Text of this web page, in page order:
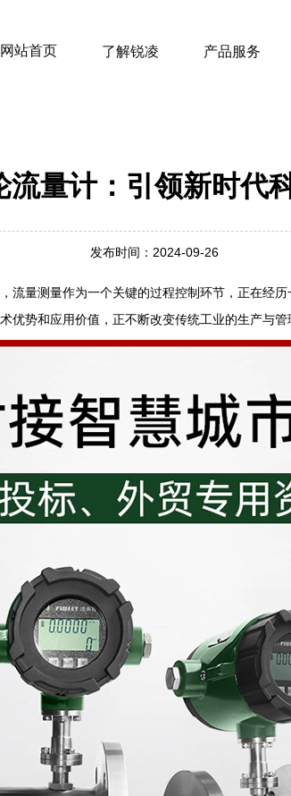
网站首页 了解锐凌 产品服务
流量计：引领新时代
发布时间：2024-09-26
流量测量作为一个关键的过程控制环节，正在经
优势和应用价值，正不断改变传统工业的生产与管